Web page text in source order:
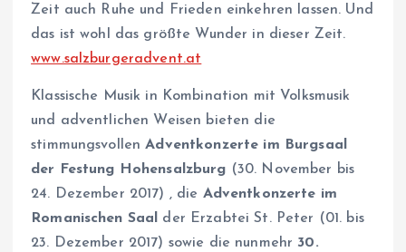
Zeit auch Ruhe und Frieden einkehren lassen. Und
das ist wohl das größte Wunder in dieser Zeit.
www.salzburgeradvent.at
Klassische Musik in Kombination mit Volksmusik
und adventlichen Weisen bieten die
stimmungsvollenAdventkonzerte im Burgsaal
der Festung Hohensalzburg (30. November bis
24. Dezember 2017) , die Adventkonzerte im
Romanischen Saal der Erzabtei St. Peter (01. bis
23. Dezember 2017) sowie die nunmehr 30.